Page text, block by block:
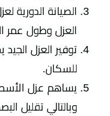
الصيانة الدورية
العزل وطول عمر
توفير العزل
للسكان.
يساهم عزل
وبالتالي تقليل